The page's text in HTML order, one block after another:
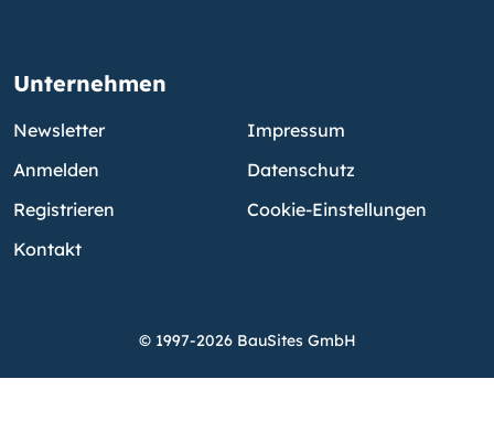
Unternehmen
Newsletter
Anmelden
Registrieren
Kontakt
Impressum
Datenschutz
Cookie-Einstellungen
© 1997-2026 BauSites GmbH